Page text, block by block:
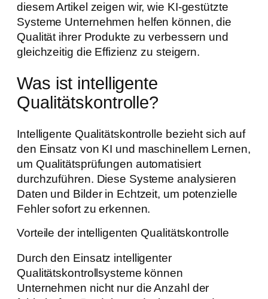
diesem Artikel zeigen wir, wie KI-gestützte
Systeme Unternehmen helfen können, die
Qualität ihrer Produkte zu verbessern und
gleichzeitig die Effizienz zu steigern.
Was ist intelligente
Qualitätskontrolle?
Intelligente Qualitätskontrolle bezieht sich auf
den Einsatz von KI und maschinellem Lernen,
um Qualitätsprüfungen automatisiert
durchzuführen. Diese Systeme analysieren
Daten und Bilder in Echtzeit, um potenzielle
Fehler sofort zu erkennen.
Vorteile der intelligenten Qualitätskontrolle
Durch den Einsatz intelligenter
Qualitätskontrollsysteme können
Unternehmen nicht nur die Anzahl der